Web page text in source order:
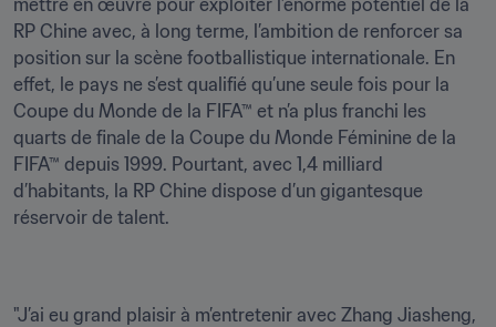
mettre en œuvre pour exploiter l’énorme potentiel de la
RP Chine avec, à long terme, l’ambition de renforcer sa
position sur la scène footballistique internationale. En
effet, le pays ne s’est qualifié qu’une seule fois pour la
Coupe du Monde de la FIFA™ et n’a plus franchi les
quarts de finale de la Coupe du Monde Féminine de la
FIFA™ depuis 1999. Pourtant, avec 1,4 milliard
d’habitants, la RP Chine dispose d’un gigantesque
"J’ai eu grand plaisir à m’entretenir avec Zhang Jiasheng,